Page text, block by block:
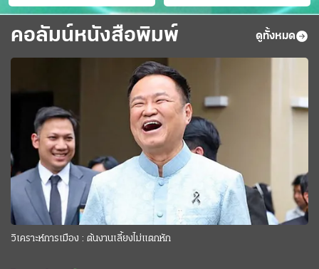
ขาแข้งชั่วคราว
"หนู" กอด "หนิม" สยบลือ
คอลัมน์หนังสือพิมพ์ ดูทั้งหมด
วิเคราะห์การเมือง : ต้นงานเลี้ยงไม่แตกหัก